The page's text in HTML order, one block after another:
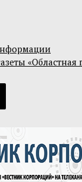
«Областная